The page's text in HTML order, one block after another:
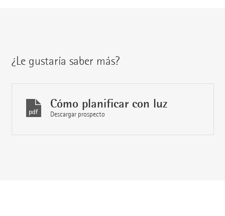
¿Le gustaría saber más?
Cómo planificar con luz
Descargar prospecto